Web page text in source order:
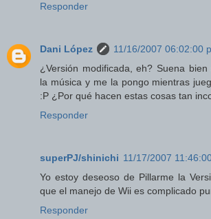
Responder
Dani López
11/16/2007 06:02:00
¿Versión modificada, eh? Suena
la música y me la pongo mientras
:P ¿Por qué hacen estas cosas tan
Responder
superPJ/shinichi 11/17/2007
Yo estoy deseoso de Pillarme la
que el manejo de Wii es complicado
Responder